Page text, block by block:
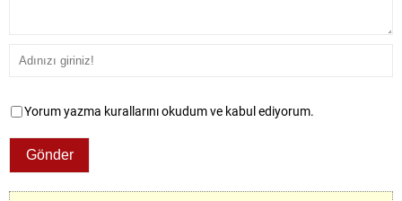
Yorum yazma kurallarını okudum ve kabul ediyorum.